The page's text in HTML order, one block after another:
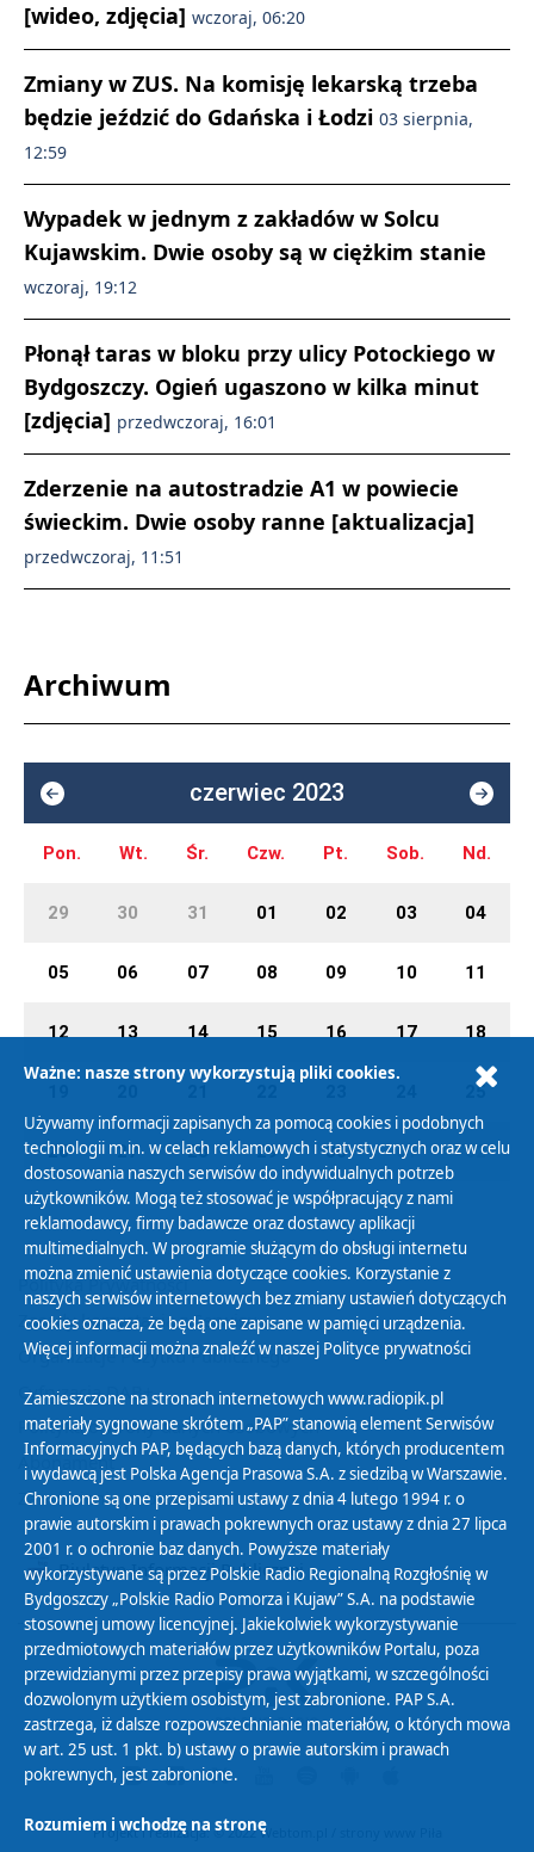
[wideo, zdjęcia] wczoraj, 06:20
Zmiany w ZUS. Na komisję lekarską trzeba
będzie jeździć do Gdańska i Łodzi 03 sierpnia,
12:59
Wypadek w jednym z zakładów w Solcu
Kujawskim. Dwie osoby są w ciężkim stanie
wczoraj, 19:12
Płonął taras w bloku przy ulicy Potockiego w
Bydgoszczy. Ogień ugaszono w kilka minut
[zdjęcia] przedwczoraj, 16:01
Zderzenie na autostradzie A1 w powiecie
świeckim. Dwie osoby ranne [aktualizacja]
przedwczoraj, 11:51
Archiwum
czerwiec 2023
Pon. Wt. Śr. Czw. Pt. Sob. Nd.
29 30 31 01 02 03 04
05 06 07 08 09 10 11
12 13 14 15 16 17 18
25
26 27 28 29 30 01 02
Polityka Prywatności
Zasady korzystania z Serwisu
Organizacje Pożytku Publicznego
Cyfryzacja DAB+
Polityka ochrony danych osobowych
Abonament
Zamówienia publiczne
Biuletyn Informacji Publicznej
Projekt i realizacja: © 2022Webtom.pl
Ważne: nasze strony wykorzystują pliki cookies.
Używamy informacji zapisanych za pomocą cookies i podobnych
technologii m.in. w celach reklamowych i statystycznych oraz w celu
dostosowania naszych serwisów do indywidualnych potrzeb
użytkowników. Mogą też stosować je współpracujący z nami
reklamodawcy, firmy badawcze oraz dostawcy aplikacji
multimedialnych. W programie służącym do obsługi internetu
można zmienić ustawienia dotyczące cookies. Korzystanie z
naszych serwisów internetowych bez zmiany ustawień dotyczących
cookies oznacza, że będą one zapisane w pamięci urządzenia.
Więcej informacji można znaleźć w naszej Polityce prywatności
Zamieszczone na stronach internetowych www.radiopik.pl
materiały sygnowane skrótem „PAP” stanowią element Serwisów
Informacyjnych PAP, będących bazą danych, których producentem
i wydawcą jest Polska Agencja Prasowa S.A. z siedzibą w Warszawie.
Chronione są one przepisami ustawy z dnia 4 lutego 1994 r. o
prawie autorskim i prawach pokrewnych oraz ustawy z dnia 27 lipca
2001 r. o ochronie baz danych. Powyższe materiały
wykorzystywane są przez Polskie Radio Regionalną Rozgłośnię w
Bydgoszczy „Polskie Radio Pomorza i Kujaw” S.A. na podstawie
stosownej umowy licencyjnej. Jakiekolwiek wykorzystywanie
przedmiotowych materiałów przez użytkowników Portalu, poza
przewidzianymi przez przepisy prawa wyjątkami, w szczególności
dozwolonym użytkiem osobistym, jest zabronione. PAP S.A.
zastrzega, iż dalsze rozpowszechnianie materiałów, o których mowa
w art. 25 ust. 1 pkt. b) ustawy o prawie autorskim i prawach
pokrewnych, jest zabronione.
Rozumiem i wchodzę na stronę